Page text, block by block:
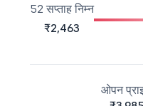
52 सप्ताह निम्न
₹2,463
ओपन